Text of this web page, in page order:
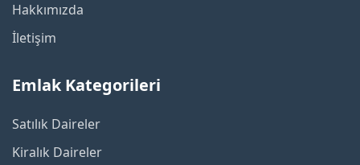
Hakkımızda
İletişim
Emlak Kategorileri
Satılık Daireler
Kiralık Daireler